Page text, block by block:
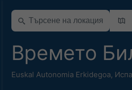
Времето
Euskal Autonomia Erkidegoa,